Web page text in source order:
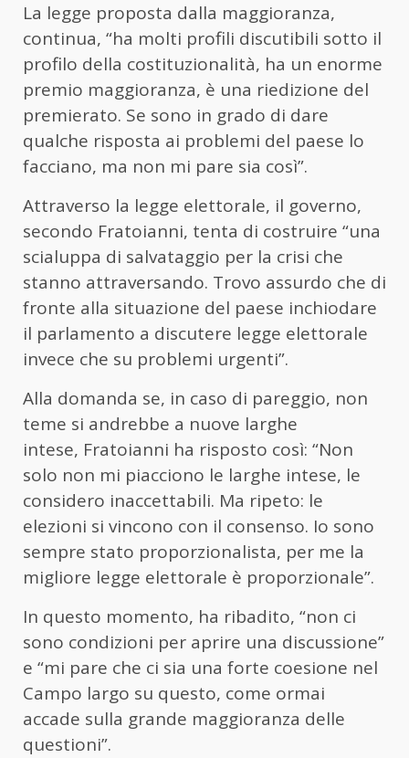
La legge proposta dalla maggioranza,
continua, “ha molti profili discutibili sotto il
profilo della costituzionalità, ha un enorme
premio maggioranza, è una riedizione del
premierato. Se sono in grado di dare
qualche risposta ai problemi del paese lo
facciano, ma non mi pare sia così”.
Attraverso la legge elettorale, il governo,
secondo Fratoianni, tenta di costruire “una
scialuppa di salvataggio per la crisi che
stanno attraversando. Trovo assurdo che di
fronte alla situazione del paese inchiodare
il parlamento a discutere legge elettorale
invece che su problemi urgenti”.
Alla domanda se, in caso di pareggio, non
teme si andrebbe a nuove larghe
intese, Fratoianni ha risposto così: “Non
solo non mi piacciono le larghe intese, le
considero inaccettabili. Ma ripeto: le
elezioni si vincono con il consenso. Io sono
sempre stato proporzionalista, per me la
migliore legge elettorale è proporzionale”.
In questo momento, ha ribadito, “non ci
sono condizioni per aprire una discussione”
e “mi pare che ci sia una forte coesione nel
Campo largo su questo, come ormai
accade sulla grande maggioranza delle
questioni”.